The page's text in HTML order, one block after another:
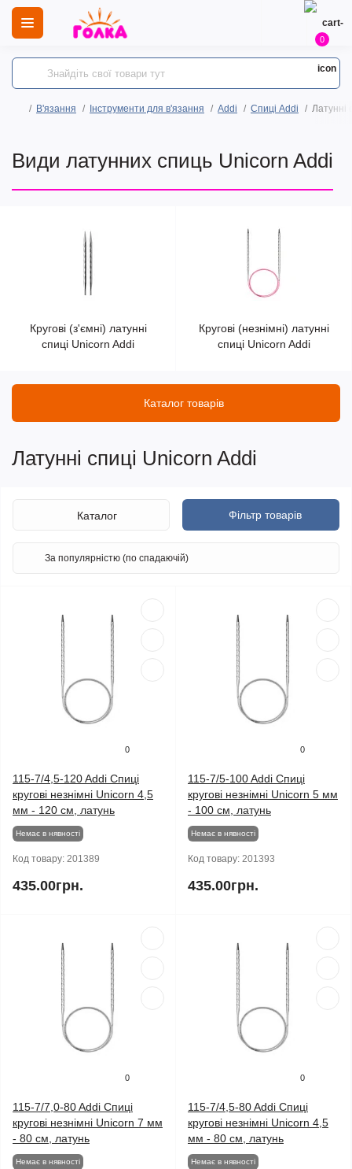
0
В'язання Інструменти для в'язання Addi Спиці Addi Латунні
Види латунних спиць Unicorn Addi
Кругові (з'ємні) латунні
спиці Unicorn Addi
Кругові (незнімні) латунні
спиці Unicorn Addi
Каталог товарів
Латунні спиці Unicorn Addi
Фільтр товарів
Каталог
0
115-7/4,5-120 Addi Спиці
кругові незнімні Unicorn 4,5
мм - 120 см, латунь
Немає в нявності
Код товару: 201389
435.00грн.
0
115-7/5-100 Addi Спиці
кругові незнімні Unicorn 5 мм
- 100 см, латунь
Немає в нявності
Код товару: 201393
435.00грн.
0
115-7/7,0-80 Addi Спиці
кругові незнімні Unicorn 7 мм
- 80 см, латунь
Немає в нявності
0
115-7/4,5-80 Addi Спиці
кругові незнімні Unicorn 4,5
мм - 80 см, латунь
Немає в нявності